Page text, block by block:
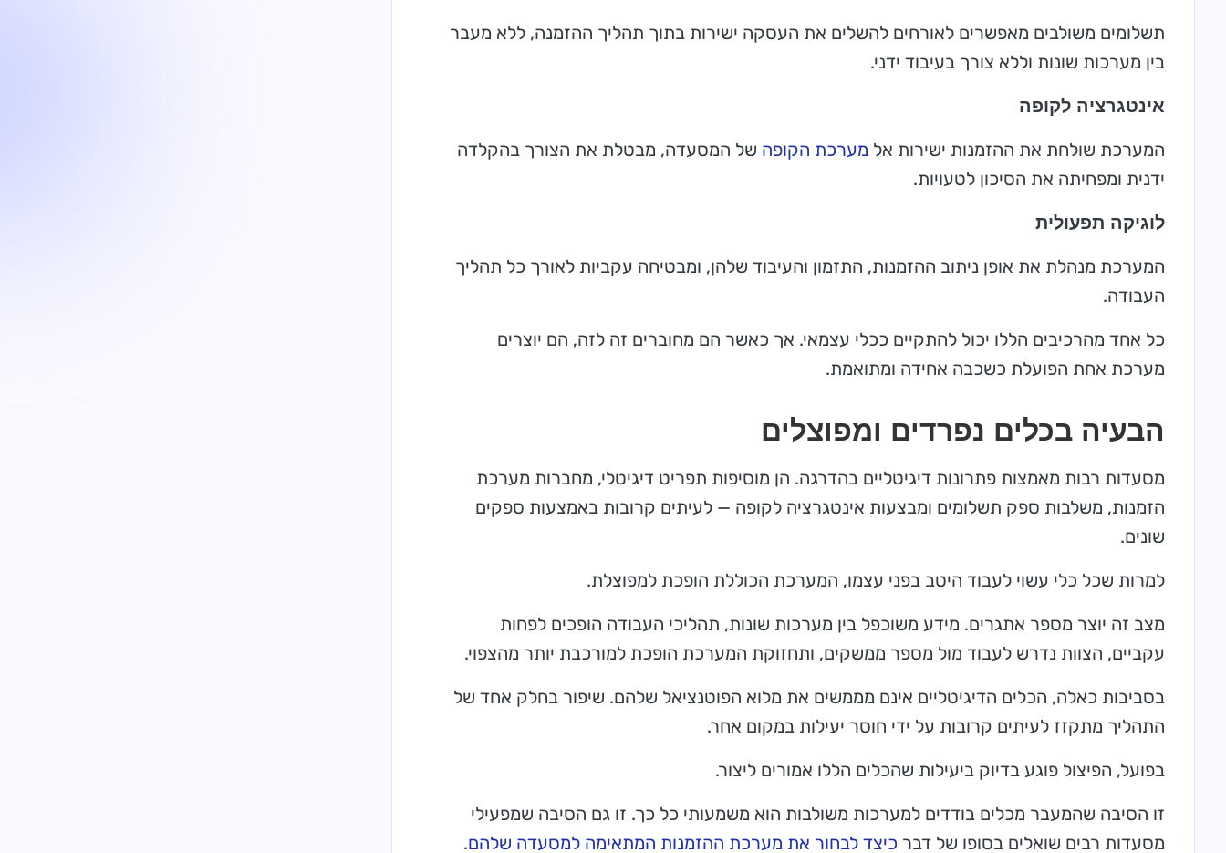
תשלומים משולבים מאפשרים לאורחים להשלים את העסקה ישירות בתוך תהליך ההזמנה, ללא מעבר
בין מערכות שונות וללא צורך בעיבוד ידני.
אינטגרציה לקופה
המערכת שולחת את ההזמנות ישירות אל מערכת הקופה של המסעדה, מבטלת את הצורך בהקלדה
ידנית ומפחיתה את הסיכון לטעויות.
לוגיקה תפעולית
המערכת מנהלת את אופן ניתוב ההזמנות, התזמון והעיבוד שלהן, ומבטיחה עקביות לאורך כל תהליך
העבודה.
כל אחד מהרכיבים הללו יכול להתקיים ככלי עצמאי. אך כאשר הם מחוברים זה לזה, הם יוצרים
מערכת אחת הפועלת כשכבה אחידה ומתואמת.
הבעיה בכלים נפרדים ומפוצלים
מסעדות רבות מאמצות פתרונות דיגיטליים בהדרגה. הן מוסיפות תפריט דיגיטלי, מחברות מערכת
הזמנות, משלבות ספק תשלומים ומבצעות אינטגרציה לקופה — לעיתים קרובות באמצעות ספקים
שונים.
למרות שכל כלי עשוי לעבוד היטב בפני עצמו, המערכת הכוללת הופכת למפוצלת.
מצב זה יוצר מספר אתגרים. מידע משוכפל בין מערכות שונות, תהליכי העבודה הופכים לפחות
עקביים, הצוות נדרש לעבוד מול מספר ממשקים, ותחזוקת המערכת הופכת למורכבת יותר מהצפוי.
בסביבות כאלה, הכלים הדיגיטליים אינם מממשים את מלוא הפוטנציאל שלהם. שיפור בחלק אחד של
התהליך מתקזז לעיתים קרובות על ידי חוסר יעילות במקום אחר.
בפועל, הפיצול פוגע בדיוק ביעילות שהכלים הללו אמורים ליצור.
זו הסיבה שהמעבר מכלים בודדים למערכות משולבות הוא משמעותי כל כך. זו גם הסיבה שמפעילי
מסעדות רבים שואלים בסופו של דבר כיצד לבחור את מערכת ההזמנות המתאימה למסעדה שלהם.